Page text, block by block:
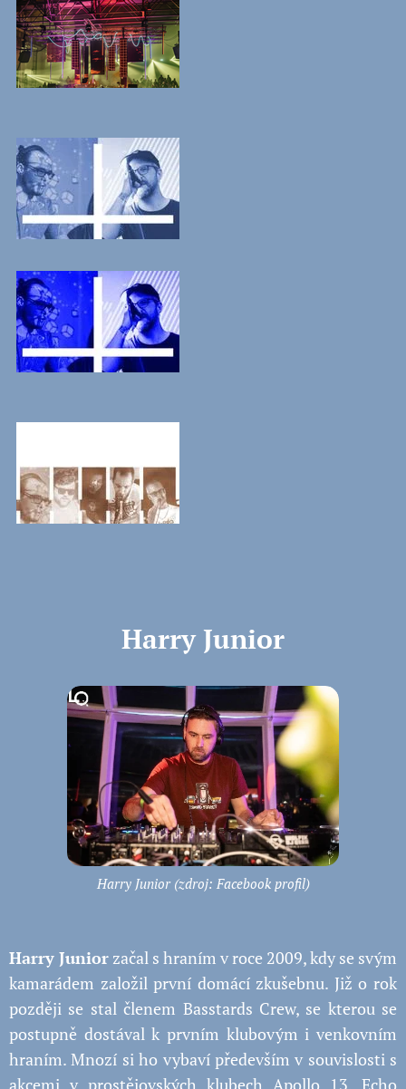
Harry Junior
Harry Junior (zdroj: Facebook profil)
Harry Junior začal s hraním v roce 2009, kdy se svým
kamarádem založil první domácí zkušebnu. Již o rok
později se stal členem Basstards Crew, se kterou se
postupně dostával k prvním klubovým i venkovním
hraním. Mnozí si ho vybaví především v souvislosti s